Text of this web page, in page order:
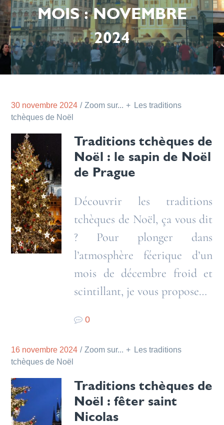
MOIS :NOVEMBRE
2024
30 novembre 2024 Zoom sur...
Les traditions
tchèques de Noël
Traditions tchèques de
Noël : le sapin de Noël
de Prague
Découvrir les traditions
tchèques de Noël, ça vous dit
? Pour plonger dans
l’atmosphère féerique d’un
mois de décembre froid et
scintillant, je vous propose…
0
16 novembre 2024 Zoom sur...
Les traditions
tchèques de Noël
Traditions tchèques de
Noël : fêter saint
Nicolas